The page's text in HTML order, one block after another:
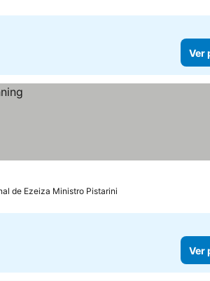
Ver
de Ezeiza Ministro Pistarini
Ver